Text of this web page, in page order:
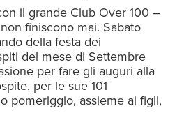
il grande Club Over 100 –
finiscono mai. Sabato
della festa dei
del mese di Settembre
per fare gli auguri alla
per le sue 101
pomeriggio, assieme ai figli,